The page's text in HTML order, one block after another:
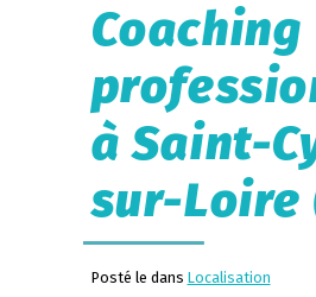
Coaching
à Saint-
sur-Loire
Posté le dans Localisation